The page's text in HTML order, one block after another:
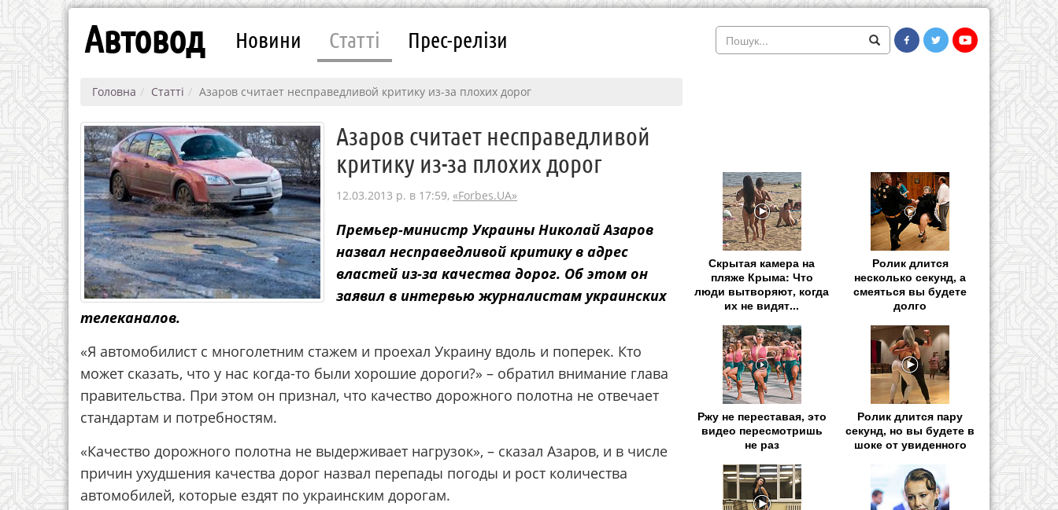
Автовод Новини Статті Прес-релізи
Головна Статті Азаров считает несправедливой критику из-за плохих дорог
Азаров считает несправедливой
критику из-за плохих дорог
12.03.2013 р. в 17:59, «Forbes.UA»
Премьер-министр Украины Николай Азаров
назвал несправедливой критику в адрес
властей из-за качества дорог. Об этом он
заявил в интервью журналистам украинских
телеканалов.
«Я автомобилист с многолетним стажем и проехал Украину вдоль и поперек. Кто
может сказать, что у нас когда-то были хорошие дороги?» – обратил внимание глава
правительства. При этом он признал, что качество дорожного полотна не отвечает
стандартам и потребностям.
«Качество дорожного полотна не выдерживает нагрузок», – сказал Азаров, и в числе
причин ухудшения качества дорог назвал перепады погоды и рост количества
автомобилей, которые ездят по украинским дорогам.
Скрытая камера на
пляже Крыма: Что
люди вытворяют, когда
их не видят...
Ролик длится
несколько секунд, а
смеяться вы будете
долго
Ржу не переставая, это
видео пересмотришь
не раз
Ролик длится пару
секунд, но вы будете в
шоке от увиденного